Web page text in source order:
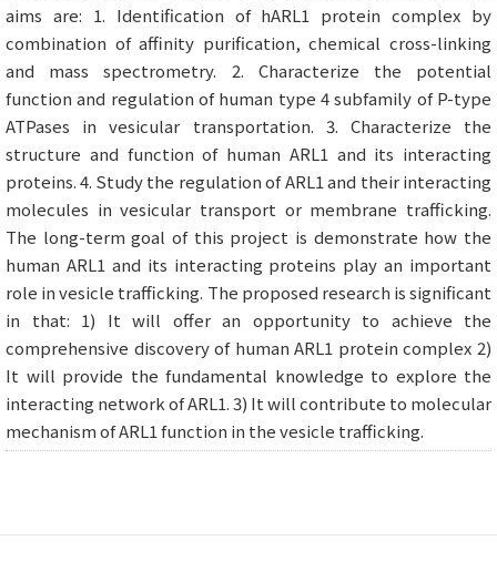
aims are: 1. Identification of hARL1 protein complex by
combination of affinity purification, chemical cross-linking
and mass spectrometry. 2. Characterize the potential
function and regulation of human type 4 subfamily of P-type
ATPases in vesicular transportation. 3. Characterize the
structure and function of human ARL1 and its interacting
proteins. 4. Study the regulation of ARL1 and their interacting
molecules in vesicular transport or membrane trafficking.
The long-term goal of this project is demonstrate how the
human ARL1 and its interacting proteins play an important
role in vesicle trafficking. The proposed research is significant
in that: 1) It will offer an opportunity to achieve the
comprehensive discovery of human ARL1 protein complex 2)
It will provide the fundamental knowledge to explore the
interacting network of ARL1. 3) It will contribute to molecular
mechanism of ARL1 function in the vesicle trafficking.